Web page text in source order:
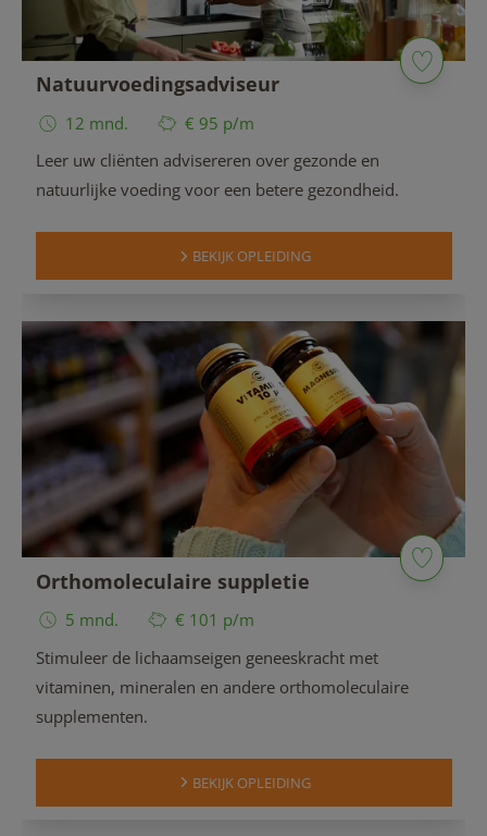
Natuurvoedingsadviseur
12 mnd.
€ 95 p/m
Leer uw cliënten advisereren over gezonde en
natuurlijke voeding voor een betere gezondheid.
BEKIJK OPLEIDING
Orthomoleculaire suppletie
5 mnd.
€ 101 p/m
Stimuleer de lichaamseigen geneeskracht met
vitaminen, mineralen en andere orthomoleculaire
supplementen.
BEKIJK OPLEIDING